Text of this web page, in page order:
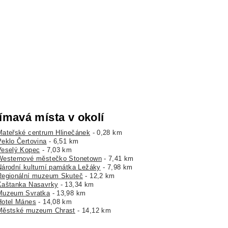
místa v okolí
centrum Hlinečánek - 0,28 km
Čertovina- 6,51 km
Kopec - 7,03 km
městečko Stonetown- 7,41 km
kulturní památka Ležáky - 7,98 km
muzeum Skuteč - 12,2 km
Nasavrky - 13,34 km
Svratka- 13,98 km
Mánes - 14,08 km
muzeum Chrast - 14,12 km